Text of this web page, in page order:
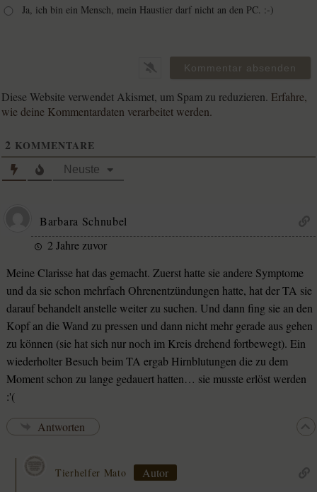
Ja, ich bin ein Mensch, mein Haustier darf nicht an den PC. :-)
Diese Website verwendet Akismet, um Spam zu reduzieren. Erfahre,
wie deine Kommentardaten verarbeitet werden.
2 KOMMENTARE
Neuste
Barbara Schnubel
2 Jahre zuvor
Meine Clarisse hat das gemacht. Zuerst hatte sie andere Symptome
und da sie schon mehrfach Ohrenentzündungen hatte, hat der TA sie
darauf behandelt anstelle weiter zu suchen. Und dann fing sie an den
Kopf an die Wand zu pressen und dann nicht mehr gerade aus gehen
zu können (sie hat sich nur noch im Kreis drehend fortbewegt). Ein
wiederholter Besuch beim TA ergab Hirnblutungen die zu dem
Moment schon zu lange gedauert hatten… sie musste erlöst werden
:'(
Antworten
Tierhelfer Mato
Autor